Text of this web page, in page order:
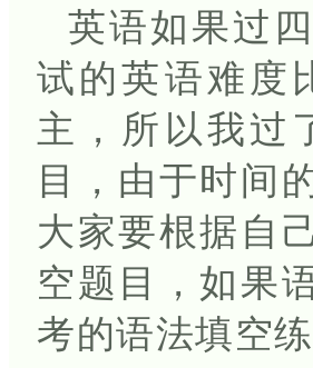
英语如果过
试的英语难度
主，所以我过
目，由于时间
大家要根据自
空题目，如果
考的语法填空